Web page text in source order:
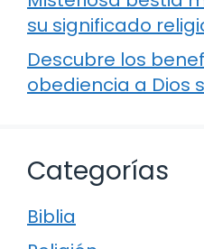
su significado
Descubre los
obediencia a Dios
Categorías
Biblia